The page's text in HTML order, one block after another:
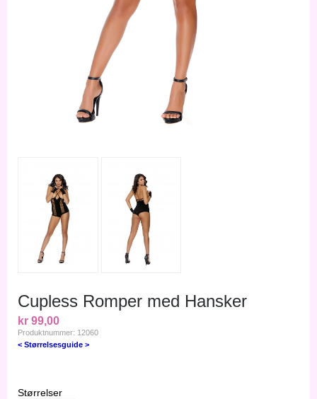
Cupless Romper med Hansker
kr 99,00
Produktnummer: 12060
< Størrelsesguide >
Størrelser